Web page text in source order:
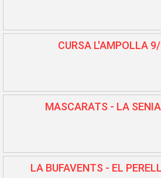
CURSA L'AMPOLLA
MASCARATS - LA
LA BUFAVENTS - EL